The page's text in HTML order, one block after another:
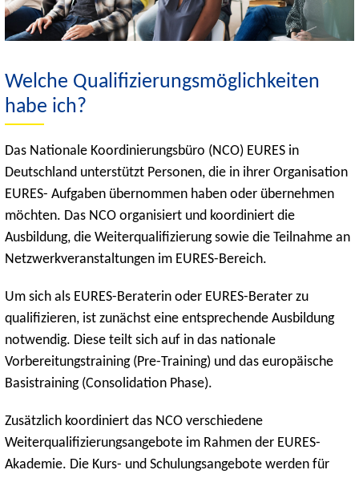
Welche Qualifizierungsmöglichkeiten
habe ich?
Das Nationale Koordinierungsbüro (NCO) EURES in
Deutschland unterstützt Personen, die in ihrer Organisation
EURES- Aufgaben übernommen haben oder übernehmen
möchten. Das NCO organisiert und koordiniert die
Ausbildung, die Weiterqualifizierung sowie die Teilnahme an
Netzwerkveranstaltungen im EURES-Bereich.
Um sich als EURES-Beraterin oder EURES-Berater zu
qualifizieren, ist zunächst eine entsprechende Ausbildung
notwendig. Diese teilt sich auf in das nationale
Vorbereitungstraining (Pre-Training) und das europäische
Basistraining (Consolidation Phase).
Zusätzlich koordiniert das NCO verschiedene
Weiterqualifizierungsangebote im Rahmen der EURES-
Akademie. Die Kurs- und Schulungsangebote werden für